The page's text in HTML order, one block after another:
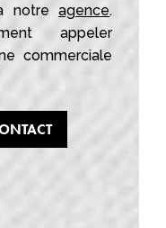
notreagence.
appeler
commerciale